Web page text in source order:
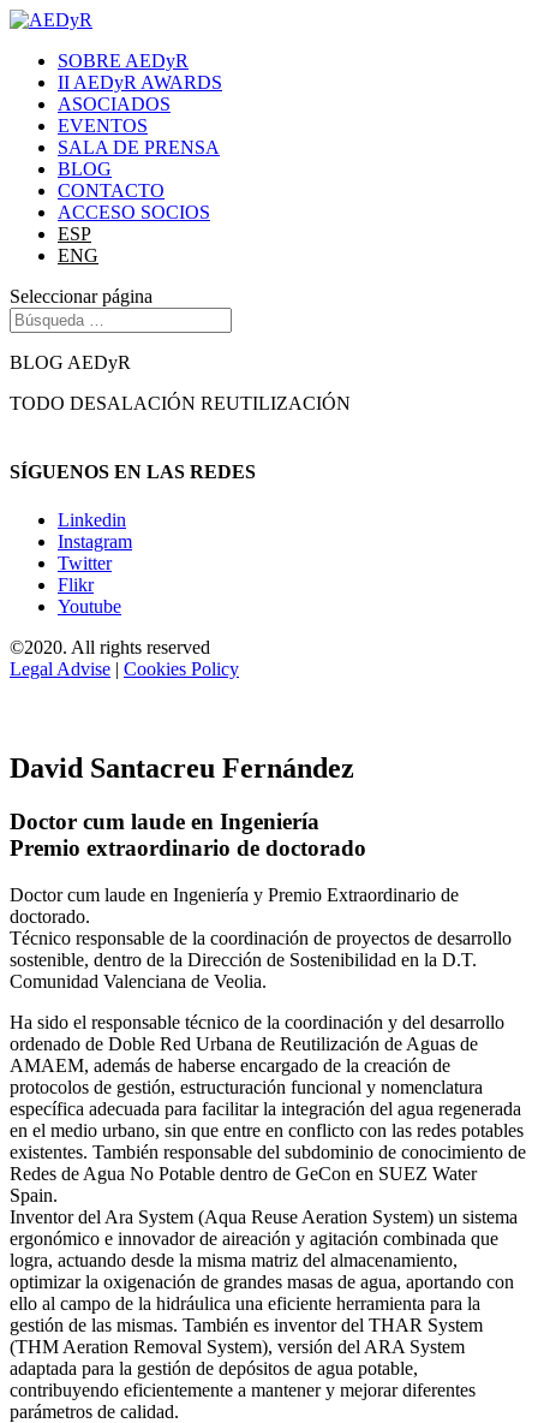
SOBRE AEDyR
II AEDyR AWARDS
ASOCIADOS
EVENTOS
SALA DE PRENSA
BLOG
CONTACTO
ACCESO SOCIOS
ESP
ENG
Seleccionar página
BLOG AEDyR
TODO DESALACIÓN REUTILIZACIÓN
SÍGUENOS EN LAS REDES
Linkedin
Instagram
Twitter
Flikr
Youtube
©2020. All rights reserved
Legal Advise | Cookies Policy
David Santacreu Fernández
Doctor cum laude en Ingeniería
Premio extraordinario de doctorado
Doctor cum laude en Ingeniería y Premio Extraordinario de
doctorado.
Técnico responsable de la coordinación de proyectos de desarrollo
sostenible, dentro de la Dirección de Sostenibilidad en la D.T.
Comunidad Valenciana de Veolia.
Ha sido el responsable técnico de la coordinación y del desarrollo
ordenado de Doble Red Urbana de Reutilización de Aguas de
AMAEM, además de haberse encargado de la creación de
protocolos de gestión, estructuración funcional y nomenclatura
específica adecuada para facilitar la integración del agua regenerada
en el medio urbano, sin que entre en conflicto con las redes potables
existentes. También responsable del subdominio de conocimiento de
Redes de Agua No Potable dentro de GeCon en SUEZ Water
Spain.
Inventor del Ara System (Aqua Reuse Aeration System) un sistema
ergonómico e innovador de aireación y agitación combinada que
logra, actuando desde la misma matriz del almacenamiento,
optimizar la oxigenación de grandes masas de agua, aportando con
ello al campo de la hidráulica una eficiente herramienta para la
gestión de las mismas. También es inventor del THAR System
(THM Aeration Removal System), versión del ARA System
adaptada para la gestión de depósitos de agua potable,
contribuyendo eficientemente a mantener y mejorar diferentes
parámetros de calidad.